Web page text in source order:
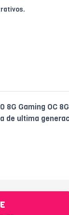
Gaming OC
de ultima